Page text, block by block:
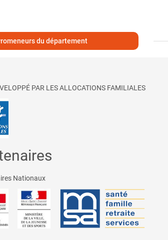
du département
PAR LES ALLOCATIONS FAMILIALES
Nationaux